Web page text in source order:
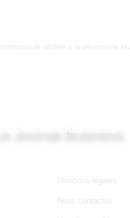
dédiée à la découverte et
Mentions légales
Nous contactez